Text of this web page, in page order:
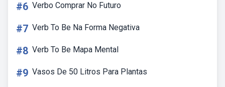
#6 Verbo Comprar No Futuro
#7 Verb To Be Na Forma Negativa
#8 Verb To Be Mapa Mental
#9 Vasos De 50 Litros Para Plantas